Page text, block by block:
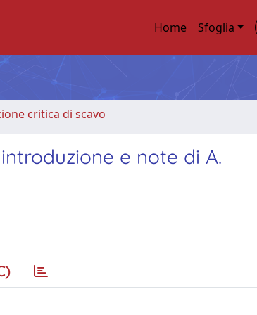
Home Sfoglia
critica di scavo
e note di A.